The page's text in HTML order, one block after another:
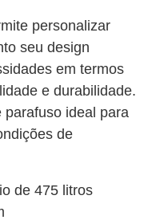
personalizar
seu design
em termos
e durabilidade.
ideal para
de
de 475 litros